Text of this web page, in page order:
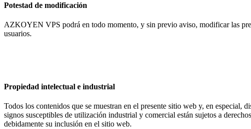
Potestad de modificación
AZKOYEN VPS podrá en todo momento, y sin previo aviso, modificar las
usuarios.
Propiedad intelectual e industrial
Todos los contenidos que se muestran en el presente sitio web y, en especial,
signos susceptibles de utilización industrial y comercial están sujetos a
debidamente su inclusión en el sitio web.